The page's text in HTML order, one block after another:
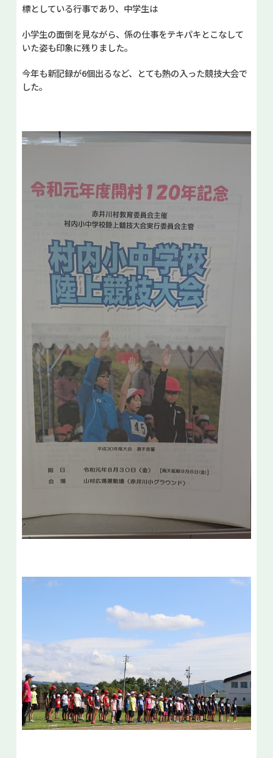
標としている行事であり、中学生は
小学生の面倒を見ながら、係の仕事をテキパキとこなして
いた姿も印象に残りました。
今年も新記録が6個出るなど、とても熱の入った競技大会で
した。